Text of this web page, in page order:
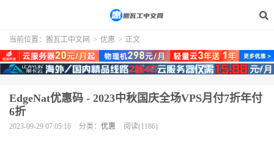
当前位置： 搬瓦工中文网 > 优惠 > 正文
EdgeNat优惠码 - 2023中秋国庆全场VPS月付7折年付
6折
2023-09-29 07:05:16 分类： 优惠 阅读(1186)